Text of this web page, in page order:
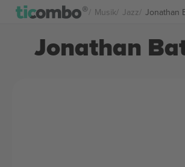
Musik Jazz Jonathan
Jonathan